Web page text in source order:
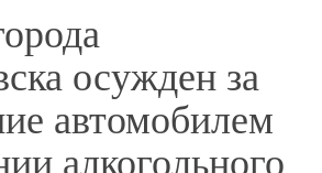
осужден за
автомобилем
алкогольного